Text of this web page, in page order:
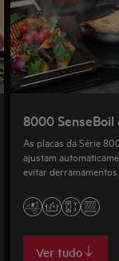
8000 SenseBoil
As placas da Série
ajustam
evitar
fritar alimentos.
Ver tudo